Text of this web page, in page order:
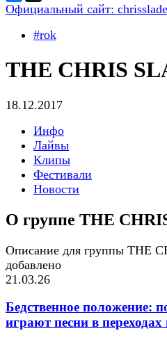
Официальный сайт:
#rok
THE CHRIS
18.12.2017
Инфо
Лайвы
Клипы
Фестивали
Новости
О группе THE
Описание для группы THE
добавлено
21.03.26
Бедственное положение:
играют песни в переходах